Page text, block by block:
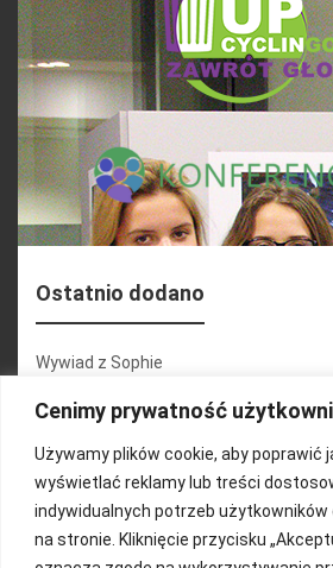
Cenimy prywatność
Używamy plików cookie, aby poprawić
wyświetlać reklamy lub treści
indywidualnych potrzeb użytkowników
na stronie. Kliknięcie przycisku
Ostatnio dodano
Wywiad z Sophie
Konferencja 2.1
Martyna Wojciechowska
Relacja zdjęciowa 25.09.2024r (cz.2)
Wywiady z uczestnikami